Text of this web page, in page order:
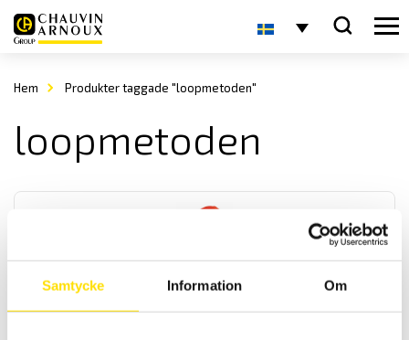
Samtycke Information Om
Hem Produkter taggade "loopmetoden"
loopmetoden